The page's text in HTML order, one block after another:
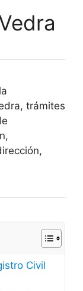
trámites
Civil